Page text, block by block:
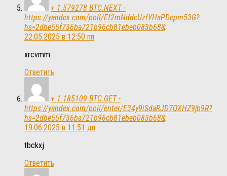
+ 1.579278 BTC.NEXT -
https://yandex.com/poll/Ef2mNddcUzfYHaPDepm53G?
hs=2dbe55f736ba721b96cb81ebeb083b68&:
22.05.2025 в 12:50 пп
xrcvmm
Ответить
+ 1.185109 BTC.GET -
https://yandex.com/poll/enter/E34y9iSdaRJD7QXHZ9jb9R?
hs=2dbe55f736ba721b96cb81ebeb083b68&:
19.06.2025 в 11:51 дп
tbckxj
Ответить